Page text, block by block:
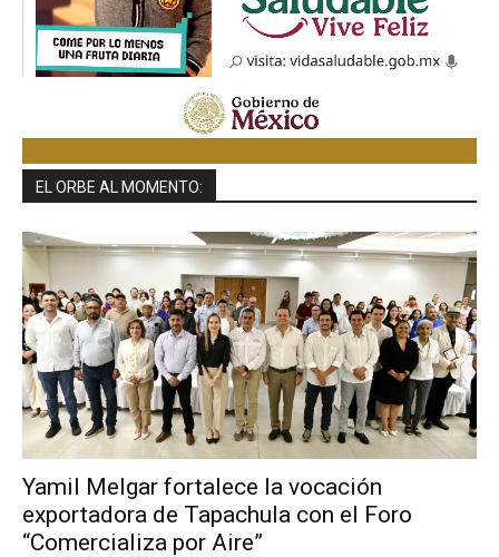
EL ORBE AL MOMENTO:
Yamil Melgar fortalece la vocación
exportadora de Tapachula con el Foro
“Comercializa por Aire”